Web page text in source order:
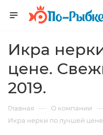
Икра
цене.
2019.
Главная — О компании
Икра нерки по лучшей